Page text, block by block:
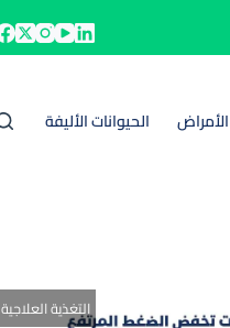
الأمراض الحيوانات الأليفة
التغذية العلاجية